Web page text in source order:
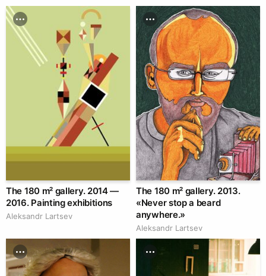
The 180 m² gallery. 2014 —
2016. Painting exhibitions
Аleksandr Lartsev
The 180 m² gallery. 2013.
«Never stop a beard
anywhere.»
Аleksandr Lartsev